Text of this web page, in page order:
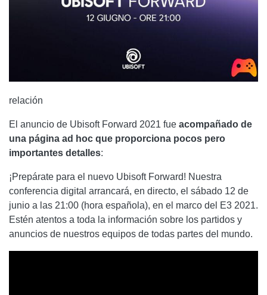
relación
El anuncio de Ubisoft Forward 2021 fue acompañado de
una página ad hoc que proporciona pocos pero
importantes detalles:
¡Prepárate para el nuevo Ubisoft Forward! Nuestra
conferencia digital arrancará, en directo, el sábado 12 de
junio a las 21:00 (hora española), en el marco del E3 2021.
Estén atentos a toda la información sobre los partidos y
anuncios de nuestros equipos de todas partes del mundo.